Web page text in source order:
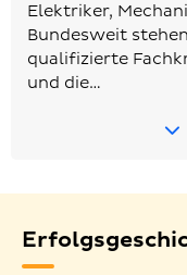
Elektriker,
Bundesweit
qualifizierte
und die…